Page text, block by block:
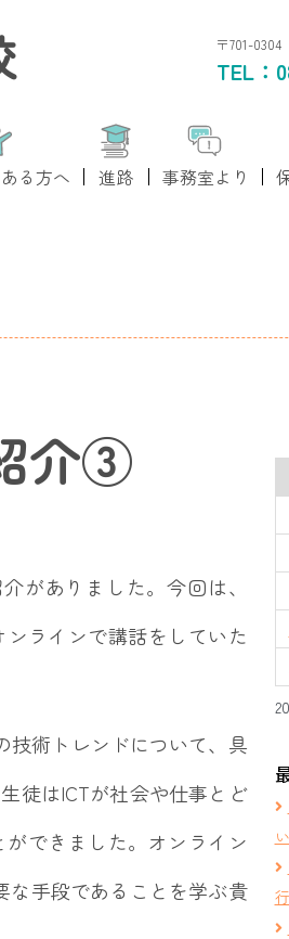
〒701-
TEL：
る方へ 進路 事務室より
介③
がありました。今回は、
ラインで講話をしていた
術トレンドについて、具
徒はICTが社会や仕事とど
できました。オンライン
な手段であることを学ぶ貴